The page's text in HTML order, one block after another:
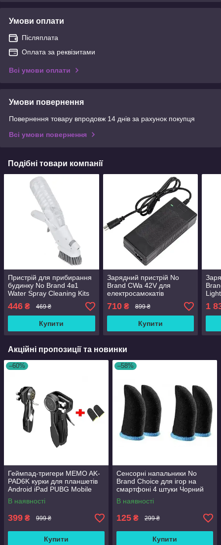
Умови оплати
Післяплата
Оплата за реквізитами
Всі умови оплати
Умови повернення
Повернення товару впродовж 14 днів за рахунок покупця
Всі умови повернення
Подібні товари компанії
Пристрій для прибирання
будинку No Brand 4в1
Water Spray Cleaning Kits
Білий (2087381056)
446 ₴ 469 ₴
Купити
Зарядний пристрій No
Brand CWa 42V для
електросамокатів
(L13050572) Black
710₴ 899 ₴
Купити
1
Акційні пропозиції та новинки
–60%
Геймпад-тригери MEMO AK-
PAD6K курки для планшетів
Android iPad PUBG Mobile
Call Of Duty Stand OFF 2
Warface
В наявності
399 ₴ 999 ₴
Купити
–58%
Сенсорні напальники No
Brand Choice для ігор на
смартфоні 4 штуки Чорний
В наявності
125 ₴ 299 ₴
Купити